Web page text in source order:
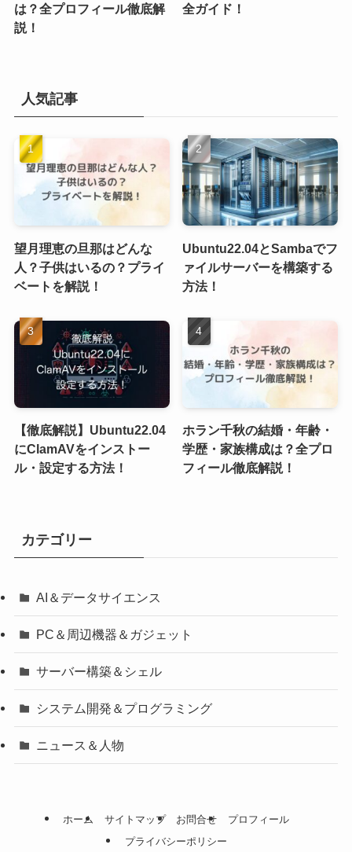
は？全プロフィール徹底解
説！
全ガイド！
人気記事
望月理恵の旦那はどんな
人？子供はいるの？プライ
ベートを解説！
Ubuntu22.04とSambaでフ
ァイルサーバーを構築する
方法！
【徹底解説】Ubuntu22.04
にClamAVをインストー
ル・設定する方法！
ホラン千秋の結婚・年齢・
学歴・家族構成は？全プロ
フィール徹底解説！
カテゴリー
AI＆データサイエンス
PC＆周辺機器＆ガジェット
サーバー構築＆シェル
システム開発＆プログラミング
ニュース＆人物
ホーム サイトマップ お問合せ
プロフィール
プライバシーポリシー